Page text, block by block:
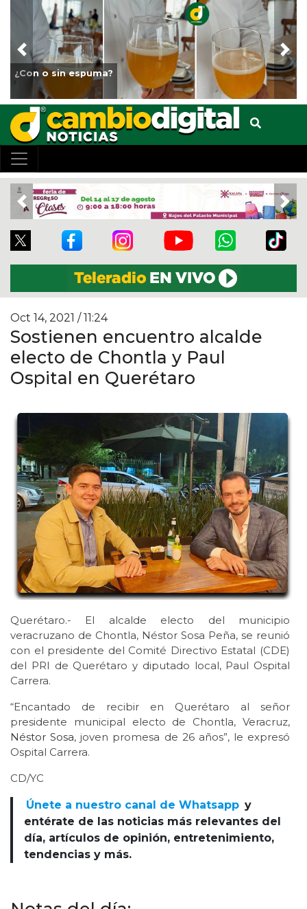
¿Con o sin espuma?
Previous
Previous
Oct 14, 2021 / 11:24
Sostienen encuentro alcalde
electo de Chontla y Paul
Ospital en Querétaro
Querétaro.- El alcalde electo del municipio
veracruzano de Chontla, Néstor Sosa Peña, se reunió
con el presidente del Comité Directivo Estatal (CDE)
del PRI de Querétaro y diputado local, Paul Ospital
Carrera.
“Encantado de recibir en Querétaro al señor
presidente municipal electo de Chontla, Veracruz,
Néstor Sosa, joven promesa de 26 años”, le expresó
Ospital Carrera.
CD/YC
Únete a nuestro canal de Whatsapp y
entérate de las noticias más relevantes del
día, artículos de opinión, entretenimiento,
tendencias y más.